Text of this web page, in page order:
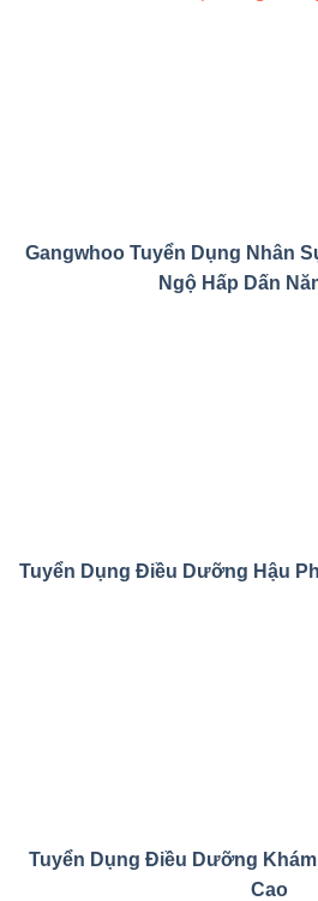
Gangwhoo Tuyển Dụng Nhân
Ngộ Hấp Dấn
Tuyển Dụng Điều Dưỡng Hậu
Tuyển Dụng Điều Dưỡng
Cao